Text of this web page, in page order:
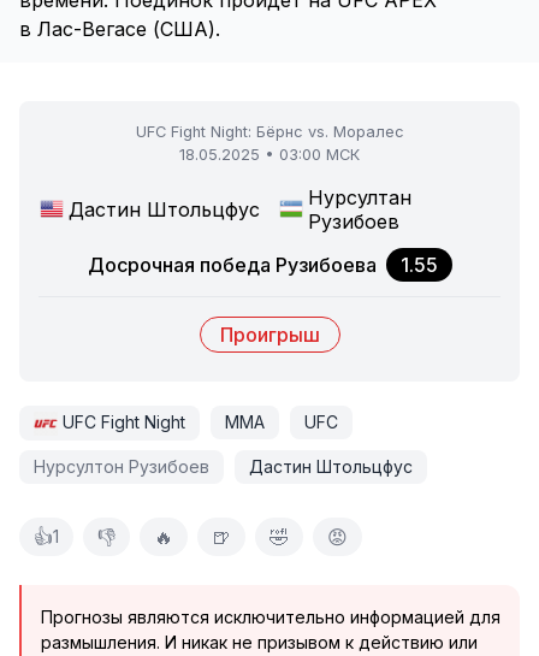
в Лас-Вегасе (США).
Дастин Штольцфус
UFC Fight Night: Бёрнс vs. Моралес
18.05.2025 • 03:00 МСК
Нурсултан
Рузибоев
Досрочная победа Рузибоева
1.55
Проигрыш
UFC Fight Night ММА UFC
Нурсултон Рузибоев Дастин Штольцфус
👍1 👎 🔥 🍺 🤣 😡
Прогнозы являются исключительно информацией для
размышления. И никак не призывом к действию или